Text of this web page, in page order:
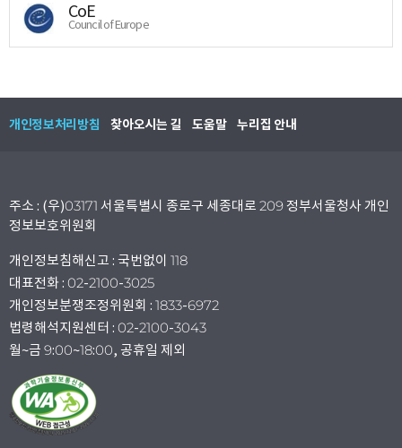
CoE
Council of Europe
개인정보처리방침 찾아오시는 길 도움말 누리집 안내
주소 : (우)03171 서울특별시 종로구 세종대로 209 정부서울청사 개인
정보보호위원회
개인정보침해신고 : 국번없이 118
대표전화 : 02-2100-3025
개인정보분쟁조정위원회 : 1833-6972
법령해석지원센터 : 02-2100-3043
월~금 9:00~18:00, 공휴일 제외